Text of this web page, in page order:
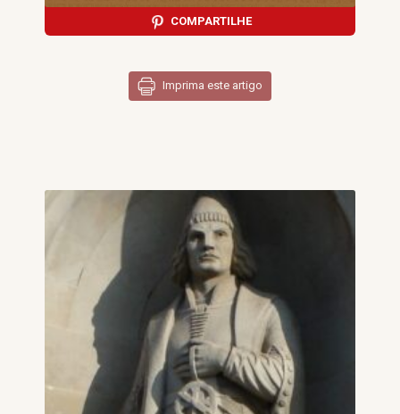
COMPARTILHE
Imprima este artigo